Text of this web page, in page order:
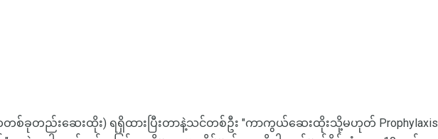
ခုတည်းဆေးထိုး) ရရှိထားပြီးတာနဲ့သင်တစ်ဦး "ကာကွယ်ဆေးထိုးသို့မဟုတ် Prophylaxis